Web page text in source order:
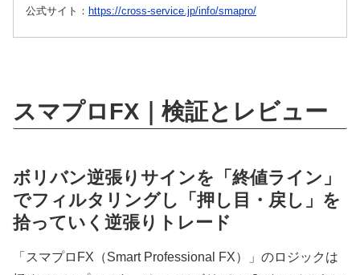
公式サイト： https://cross-service.jp/info/smapro/
スマプロFX｜検証とレビュー
ボリバン逆張りサインを「終値ライン」
でフィルタリングし「押し目・戻し」を
拾っていく逆張りトレード
「スマプロFX（Smart Professional FX）」のロジックは